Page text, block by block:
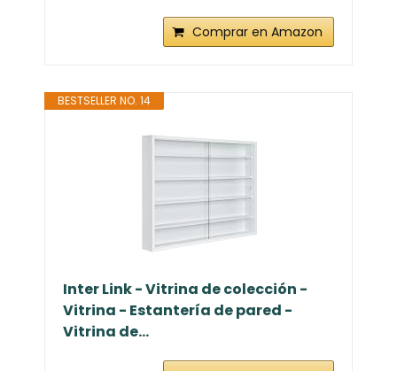
Comprar en Amazon
BESTSELLER NO. 14
Inter Link - Vitrina de colección -
Vitrina - Estantería de pared -
Vitrina de...